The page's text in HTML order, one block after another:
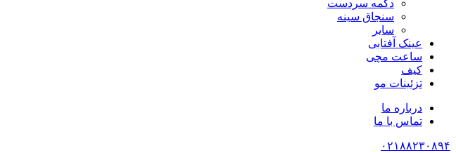
دکمه سردست
سنجاق سینه
سایر
عینک آفتابی
ساعت مچی
کیف
تزئینات مو
درباره ما
تماس با ما
۰۲۱۸۸۲۳۰۸۹۴